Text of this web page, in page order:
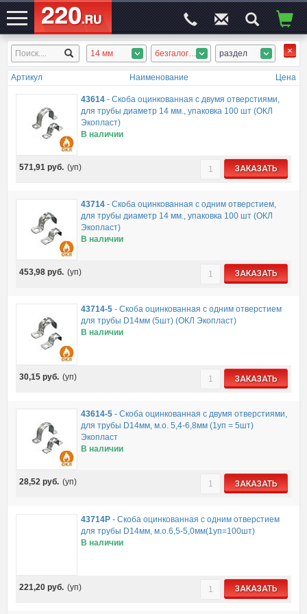
ЭЛЕКТРОСАЙТ№1 14 мм безгалоген. гофротруба, безгалоген. гладкая, безгалоген. аксессуары раздел
Артикул Наименование Цена
43614- Скоба оцинкованная с двумя отверстиями,
для трубы диаметр 14 мм., упаковка 100 шт (ОКЛ
Экопласт)
В наличии
571,91 руб. (уп) ЗАКАЗАТЬ
43714- Скоба оцинкованная с одним отверстием,
для трубы диаметр 14 мм., упаковка 100 шт (ОКЛ
Экопласт)
В наличии
453,98 руб. (уп) ЗАКАЗАТЬ
43714-5- Скоба оцинкованная с одним отверстием
для трубы D14мм (5шт) (ОКЛ Экопласт)
В наличии
30,15 руб. (уп) ЗАКАЗАТЬ
43614-5- Скоба оцинкованная с двумя отверстиями,
для трубы D14мм, м.о. 5,4-6,8мм (1уп = 5шт)
Экопласт
В наличии
28,52 руб. (уп) ЗАКАЗАТЬ
43714P- Скоба оцинкованная с одним отверстием
для трубы D14мм, м.о.6,5-5,0мм(1уп=100шт)
В наличии
221,20 руб. (уп) ЗАКАЗАТЬ